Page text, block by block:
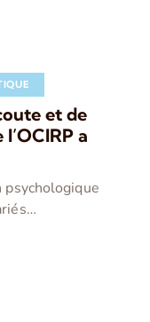
et de
a
psychologique